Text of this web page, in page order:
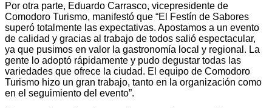
Por otra parte, Eduardo Carrasco, vicepresidente de
Comodoro Turismo, manifestó que “El Festín de Sabores
superó totalmente las expectativas. Apostamos a un evento
de calidad y gracias al trabajo de todos salió espectacular,
ya que pusimos en valor la gastronomía local y regional. La
gente lo adoptó rápidamente y pudo degustar todas las
variedades que ofrece la ciudad. El equipo de Comodoro
Turismo hizo un gran trabajo, tanto en la organización como
en el seguimiento del evento”.